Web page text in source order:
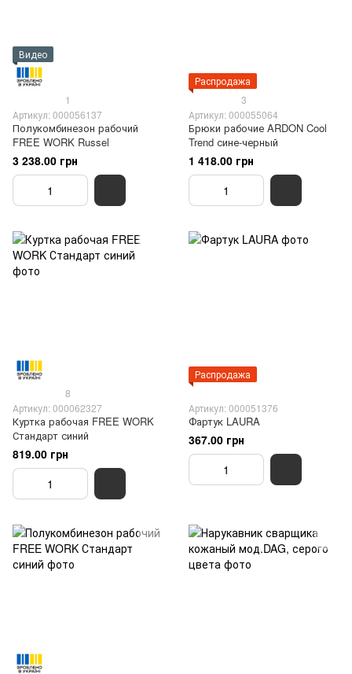
Видео
1
Артикул: 000056137
Полукомбинезон рабочий
FREE WORK Russel
3 238.00 грн
Распродажа
3
Артикул: 000055064
Брюки рабочие ARDON Cool
Trend сине-черный
1 418.00 грн
8
Артикул: 000062327
Куртка рабочая FREE WORK
Стандарт синий
819.00 грн
Распродажа
Артикул: 000051376
Фартук LAURA
367.00 грн